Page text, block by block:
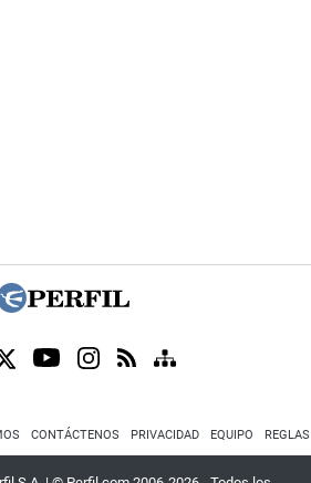
CONTÁCTENOS PRIVACIDAD EQUIPO